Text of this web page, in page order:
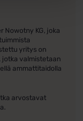
Nowotny KG, joka
yritys on
jotka valmistetaan
ammattitaidolla
arvostavat